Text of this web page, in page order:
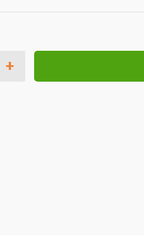
+